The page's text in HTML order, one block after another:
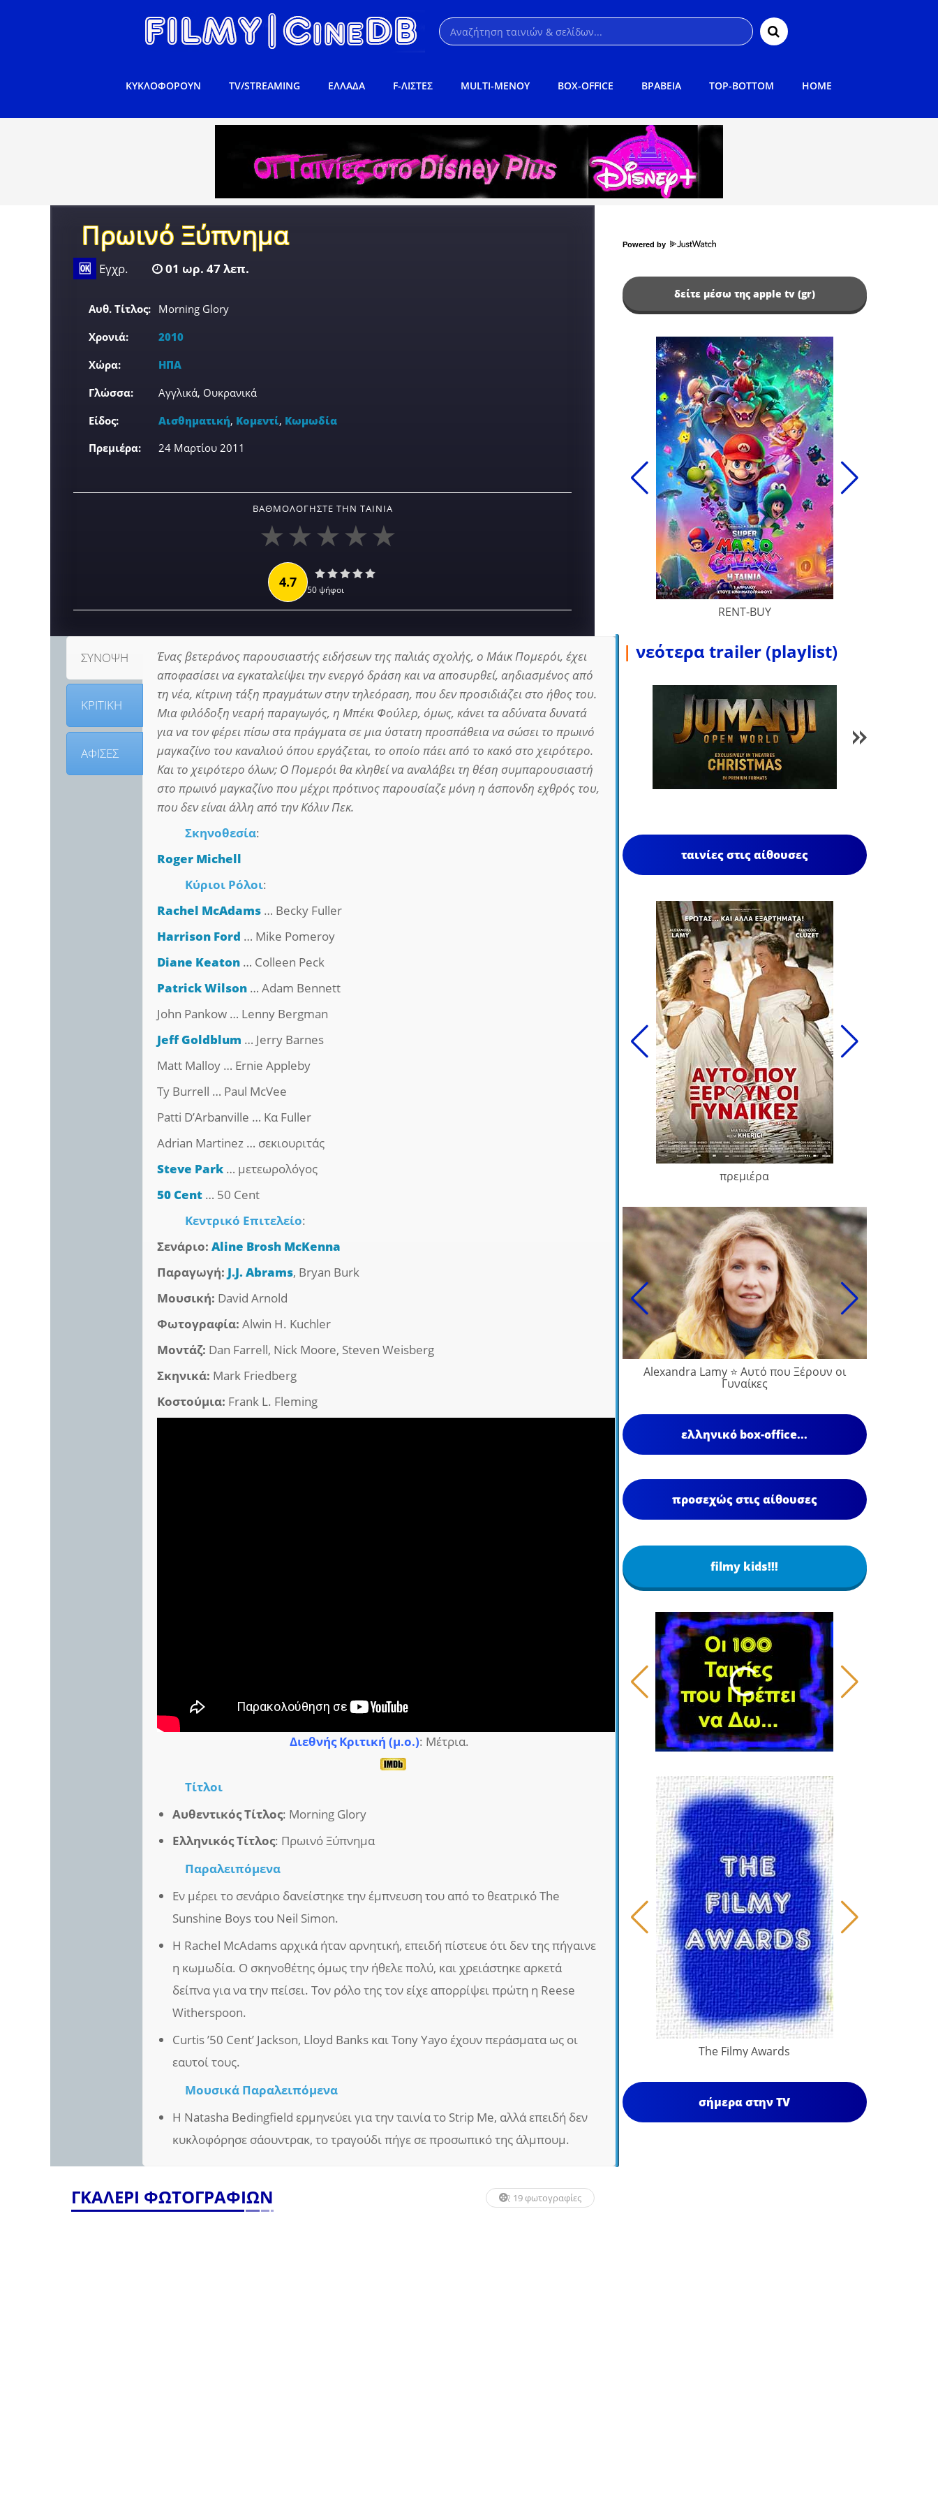
ΚΥΚΛΟΦΟΡΟΥΝ TV/STREAMING ΕΛΛΑΔΑ F-ΛΙΣΤΕΣ MULTI-ΜΕΝΟΥ BOX-OFFICE ΒΡΑΒΕΙΑ TOP-BOTTOM HOME
Πρωινό Ξύπνημα
🆗 Εγχρ. 01 ωρ. 47 λεπ.
Αυθ. Τίτλος: Morning Glory
Χρονιά:
2010
Χώρα:
ΗΠΑ
Γλώσσα:
Αγγλικά, Ουκρανικά
Είδος:
Αισθηματική, Κομεντί, Κωμωδία
Πρεμιέρα:
24 Μαρτίου 2011
ΒΑΘΜΟΛΟΓΉΣΤΕ ΤΗΝ ΤΑΙΝΊΑ
4.7 50 ψήφοι
ΣΥΝΟΨΗ
ΚΡΙΤΙΚΗ
ΑΦΙΣΕΣ
Ένας βετεράνος παρουσιαστής ειδήσεων της παλιάς σχολής, ο Μάικ Πομερόι, έχει
αποφασίσει να εγκαταλείψει την ενεργό δράση και να αποσυρθεί, αηδιασμένος από
τη νέα, κίτρινη τάξη πραγμάτων στην τηλεόραση, που δεν προσιδιάζει στο ήθος του.
Μια φιλόδοξη νεαρή παραγωγός, η Μπέκι Φούλερ, όμως, κάνει τα αδύνατα δυνατά
για να τον φέρει πίσω στα πράγματα σε μια ύστατη προσπάθεια να σώσει το πρωινό
μαγκαζίνο του καναλιού όπου εργάζεται, το οποίο πάει από το κακό στο χειρότερο.
Και το χειρότερο όλων; Ο Πομερόι θα κληθεί να αναλάβει τη θέση συμπαρουσιαστή
στο πρωινό μαγκαζίνο που μέχρι πρότινος παρουσίαζε μόνη η άσπονδη εχθρός του,
που δεν είναι άλλη από την Κόλιν Πεκ.
Σκηνοθεσία:
Roger Michell
Κύριοι Ρόλοι:
Rachel McAdams … Becky Fuller
Harrison Ford … Mike Pomeroy
Diane Keaton … Colleen Peck
Patrick Wilson … Adam Bennett
John Pankow … Lenny Bergman
Jeff Goldblum … Jerry Barnes
Matt Malloy … Ernie Appleby
Ty Burrell … Paul McVee
Patti D’Arbanville … Κα Fuller
Adrian Martinez … σεκιουριτάς
Steve Park … μετεωρολόγος
50 Cent … 50 Cent
Κεντρικό Επιτελείο:
Σενάριο: Aline Brosh McKenna
Παραγωγή: J.J. Abrams, Bryan Burk
Μουσική: David Arnold
Φωτογραφία: Alwin H. Kuchler
Μοντάζ: Dan Farrell, Nick Moore, Steven Weisberg
Σκηνικά: Mark Friedberg
Κοστούμια: Frank L. Fleming
Διεθνής Κριτική (μ.ο.): Μέτρια.
Τίτλοι
Αυθεντικός Τίτλος: Morning Glory
Ελληνικός Τίτλος: Πρωινό Ξύπνημα
Παραλειπόμενα
Εν μέρει το σενάριο δανείστηκε την έμπνευση του από το θεατρικό The
Sunshine Boys του Neil Simon.
Η Rachel McAdams αρχικά ήταν αρνητική, επειδή πίστευε ότι δεν της πήγαινε
η κωμωδία. Ο σκηνοθέτης όμως την ήθελε πολύ, και χρειάστηκε αρκετά
δείπνα για να την πείσει. Τον ρόλο της τον είχε απορρίψει πρώτη η Reese
Witherspoon.
Curtis ’50 Cent’ Jackson, Lloyd Banks και Tony Yayo έχουν περάσματα ως οι
εαυτοί τους.
Μουσικά Παραλειπόμενα
Η Natasha Bedingfield ερμηνεύει για την ταινία το Strip Me, αλλά επειδή δεν
κυκλοφόρησε σάουντρακ, το τραγούδι πήγε σε προσωπικό της άλμπουμ.
ΓΚΑΛΕΡΙ ΦΩΤΟΓΡΑΦΙΩΝ 19 φωτογραφίες
Powered by
δείτε μέσω της apple tv (gr)
RENT-BUY
| νεότερα trailer (playlist)
1/85
ταινίες στις αίθουσες
πρεμιέρα
Alexandra Lamy ⭐ Αυτό που Ξέρουν οι
Γυναίκες
ελληνικό box-office...
προσεχώς στις αίθουσες
filmy kids!!!
The Filmy Awards
σήμερα στην TV